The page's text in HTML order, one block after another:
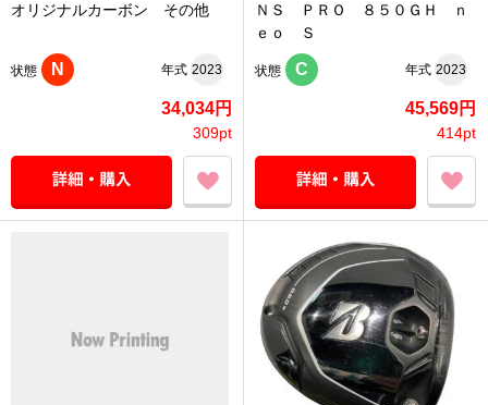
オリジナルカーボン その他
状態 N 年式 2023
34,034円
309pt
ＮＳ ＰＲＯ ８５０ＧＨ ｎ
ｅｏ Ｓ
状態 C 年式 2023
45,569円
414pt